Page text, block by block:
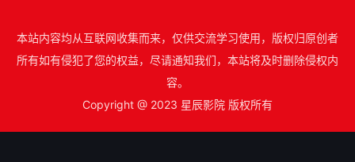
本站内容均从互联网收集而来，仅供交流学习使用，版权归原创者
所有如有侵犯了您的权益，尽请通知我们，本站将及时删除侵权内
容。
Copyright @ 2023 星辰影院 版权所有